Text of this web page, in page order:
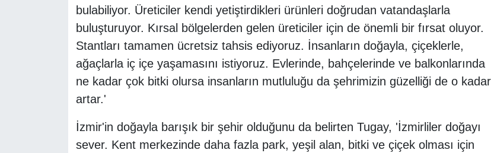
bulabiliyor. Üreticiler kendi yetiştirdikleri ürünleri doğrudan vatandaşlarla
buluşturuyor. Kırsal bölgelerden gelen üreticiler için de önemli bir fırsat oluyor.
Stantları tamamen ücretsiz tahsis ediyoruz. İnsanların doğayla, çiçeklerle,
ağaçlarla iç içe yaşamasını istiyoruz. Evlerinde, bahçelerinde ve balkonlarında
ne kadar çok bitki olursa insanların mutluluğu da şehrimizin güzelliği de o kadar
artar.'
İzmir'in doğayla barışık bir şehir olduğunu da belirten Tugay, 'İzmirliler doğayı
sever. Kent merkezinde daha fazla park, yeşil alan, bitki ve çiçek olması için